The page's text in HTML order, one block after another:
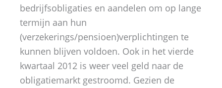
bedrijfsobligaties en aandelen om op lange
termijn aan hun
(verzekerings/pensioen)verplichtingen te
kunnen blijven voldoen. Ook in het vierde
kwartaal 2012 is weer veel geld naar de
obligatiemarkt gestroomd. Gezien de